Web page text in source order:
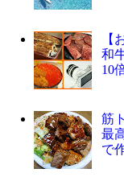
【
和
10
筋
最
で